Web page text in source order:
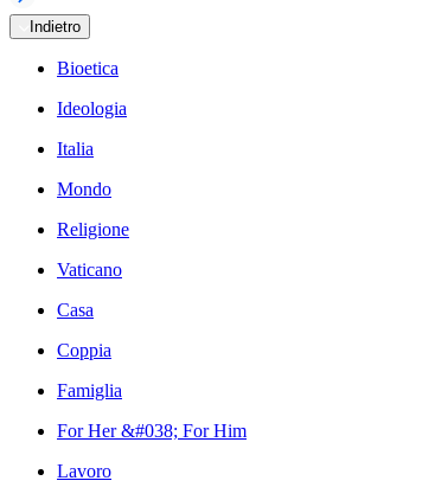
Indietro
Bioetica
Ideologia
Italia
Mondo
Religione
Vaticano
Casa
Coppia
Famiglia
For Her &#038; For Him
Lavoro